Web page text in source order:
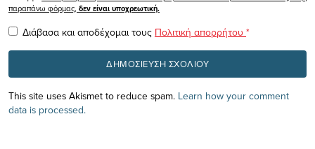
παραπάνω φόρμας, δεν είναι υποχρεωτική.
Διάβασα και αποδέχομαι τους Πολιτική απορρήτου *
This site uses Akismet to reduce spam. Learn how your comment
data is processed.